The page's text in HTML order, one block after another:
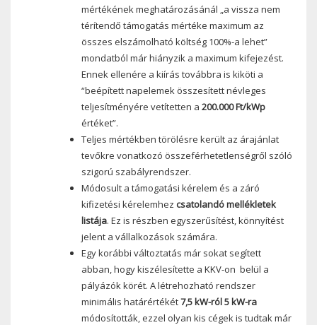
mértékének meghatározásánál „a vissza nem
térítendő támogatás mértéke maximum az
összes elszámolható költség 100%-a lehet”
mondatból már hiányzik a maximum kifejezést.
Ennek ellenére a kiírás továbbra is kiköti a
“beépített napelemek összesített névleges
teljesítményére vetítetten a 200.000 Ft/kWp
értéket”.
Teljes mértékben törölésre került az árajánlat
tevőkre vonatkozó összeférhetetlenségről szóló
szigorú szabályrendszer.
Módosult a támogatási kérelem és a záró
kifizetési kérelemhez csatolandó mellékletek
listája. Ez is részben egyszerűsítést, könnyítést
jelent a vállalkozások számára.
Egy korábbi változtatás már sokat segített
abban, hogy kiszélesítette a KKV-on belül a
pályázók körét. A létrehozható rendszer
minimális határértékét7,5 kW-ról 5 kW-ra
módosították, ezzel olyan kis cégek is tudtak már